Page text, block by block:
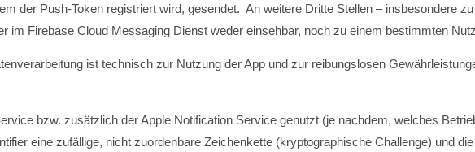
der Push-Token registriert wird, gesendet. An weitere Dritte Stellen – insbesondere
im Firebase Cloud Messaging Dienst weder einsehbar, noch zu einem bestimmten
ist technisch zur Nutzung der App und zur reibungslosen
bzw. zusätzlich der Apple Notification Service genutzt (je nachdem, welches
eine zufällige, nicht zuordenbare Zeichenkette (kryptographische Challenge) und